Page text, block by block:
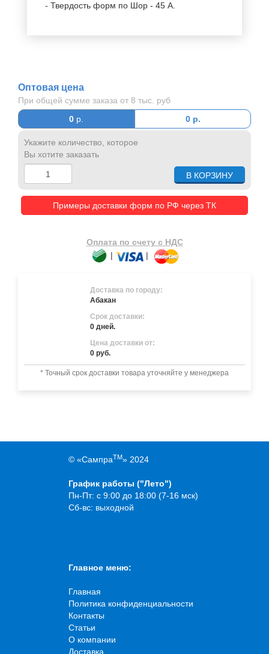
- Твердость форм по Шор - 45 A.
Оптовая цена
При общей сумме заказа от 8 тыс. руб
0 р. 0 р.
Укажите количество, которое
Вы хотите заказать
Примеры доставки форм по РФ через ТК
Оплата по счету с НДС
|
|
Доставка по городу:
Абакан
Срок доставки:
0 дней.
Цена доставки от:
0 руб.
* Точный срок доставки товара уточняйте у менеджера
© «СампраTM» 2024
График работы ("Лето")
Пн-Пт: с 9:00 до 18:00 (7-16 мск)
Сб-вс: выходной
Главное меню:
Главная
Политика конфиденциальности
Контакты
Статьи
О компании
Доставка